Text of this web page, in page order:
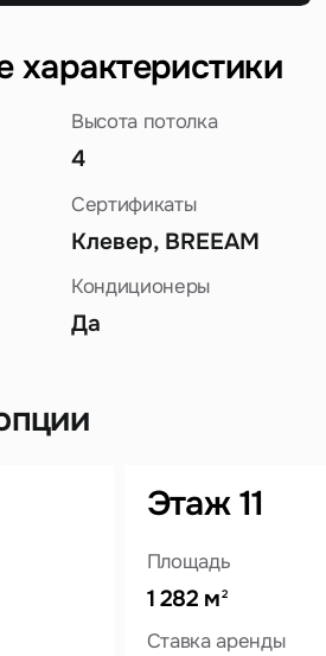
характеристики
Высота потолка
4
Сертификаты
Клевер, BREEAM
Кондиционеры
Да
Этаж 11
Площадь
1 282 м2
Ставка аренды
вопрос